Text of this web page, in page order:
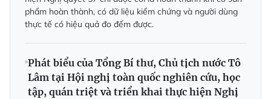
phẩm hoàn thành, có dữ liệu kiểm chứng và người dùng
thực tế có hiệu quả đo đếm được.
Phát biểu của Tổng Bí thư, Chủ tịch nước Tô
Lâm tại Hội nghị toàn quốc nghiên cứu, học
tập, quán triệt và triển khai thực hiện Nghị